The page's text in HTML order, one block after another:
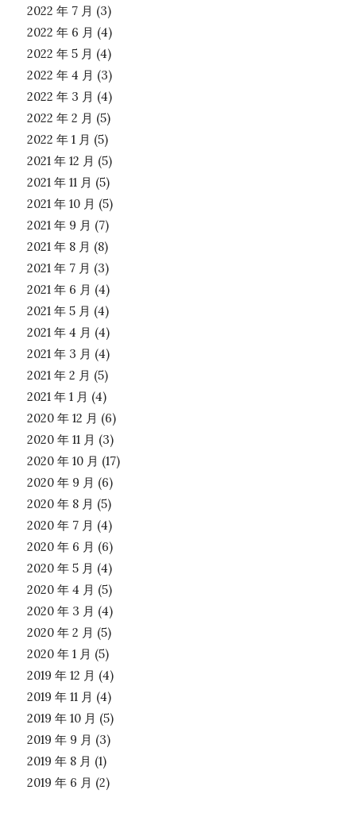
2022 年 7 月 (3)
2022 年 6 月 (4)
2022 年 5 月 (4)
2022 年 4 月 (3)
2022 年 3 月 (4)
2022 年 2 月 (5)
2022 年 1 月 (5)
2021 年 12 月 (5)
2021 年 11 月 (5)
2021 年 10 月 (5)
2021 年 9 月 (7)
2021 年 8 月 (8)
2021 年 7 月 (3)
2021 年 6 月 (4)
2021 年 5 月 (4)
2021 年 4 月 (4)
2021 年 3 月 (4)
2021 年 2 月 (5)
2021 年 1 月 (4)
2020 年 12 月 (6)
2020 年 11 月 (3)
2020 年 10 月 (17)
2020 年 9 月 (6)
2020 年 8 月 (5)
2020 年 7 月 (4)
2020 年 6 月 (6)
2020 年 5 月 (4)
2020 年 4 月 (5)
2020 年 3 月 (4)
2020 年 2 月 (5)
2020 年 1 月 (5)
2019 年 12 月 (4)
2019 年 11 月 (4)
2019 年 10 月 (5)
2019 年 9 月 (3)
2019 年 8 月 (1)
2019 年 6 月 (2)